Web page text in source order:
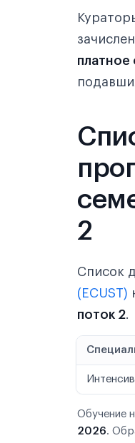
платное
2
Список
(ECUST)
поток 2.
Обучение
2026.